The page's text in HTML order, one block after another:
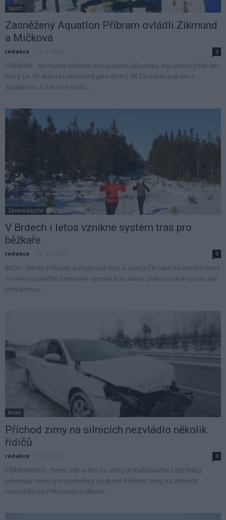
Sport
Zasněžený Aquatlon Příbram ovládli Zikmund
a Mičková
redakce 0
PŘÍBRAM - Ani husté sněžení nezastavilo účastníky Aquatlonu Příbram,
který se 10. dubna uskutečnil jako druhý díl Českého poháru v
aquatlonu. V závodě mužů...
Zpravodajství
V Brdech i letos vznikne systém tras pro
běžkaře
redakce 0
BRDY - Město Příbram a Vojenské lesy a statky ČR také na letošní zimní
sezónu společně domluvily systém tras, které státní podnik spravující
převážnou...
Krimi
Příchod zimy na silnicích nezvládlo několik
řidičů
redakce 0
PŘÍBRAMSKO - První sníh a led na silnicích každoročně část řidičů
překvapí nebo tyto podmínky podcení. Příchod zimy na silnicích
nezvládlo na Příbramsku několik...